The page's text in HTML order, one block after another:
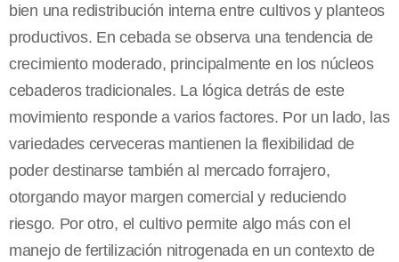
bien una redistribución interna entre cultivos y planteos
productivos. En cebada se observa una tendencia de
crecimiento moderado, principalmente en los núcleos
cebaderos tradicionales. La lógica detrás de este
movimiento responde a varios factores. Por un lado, las
variedades cerveceras mantienen la flexibilidad de
poder destinarse también al mercado forrajero,
otorgando mayor margen comercial y reduciendo
riesgo. Por otro, el cultivo permite algo más con el
manejo de fertilización nitrogenada en un contexto de